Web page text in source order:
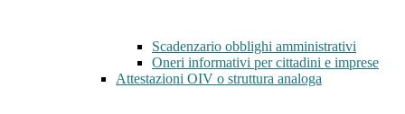
Scadenzario obblighi amministrativi
Oneri informativi per cittadini e imprese
Attestazioni OIV o struttura analoga